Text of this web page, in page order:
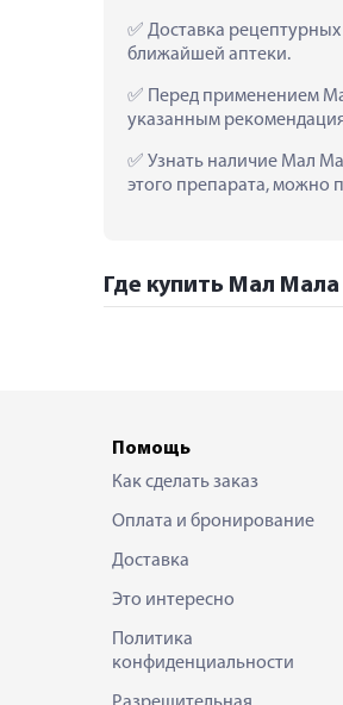
Доставка
ближайшей аптеки.
Перед применением
указанным
Узнать наличие Мал
этого препарата, можно
Где купить Мал
Помощь
Как сделать заказ
Оплата и бронирование
Доставка
Это интересно
Политика
конфиденциальности